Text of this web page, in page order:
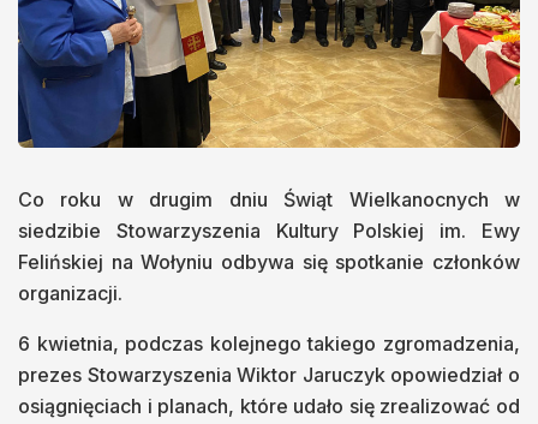
Co roku w drugim dniu Świąt Wielkanocnych w
siedzibie Stowarzyszenia Kultury Polskiej im. Ewy
Felińskiej na Wołyniu odbywa się spotkanie członków
organizacji.
6 kwietnia, podczas kolejnego takiego zgromadzenia,
prezes Stowarzyszenia Wiktor Jaruczyk opowiedział o
osiągnięciach i planach, które udało się zrealizować od